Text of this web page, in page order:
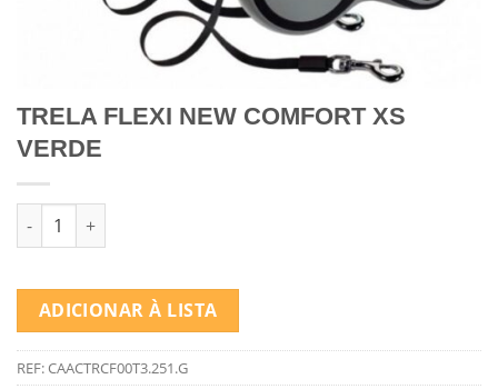
TRELA FLEXI NEW COMFORT XS
VERDE
Quantidade de TRELA FLEXI NEW COMFORT XS VERDE
ADICIONAR À LISTA
REF:CAACTRCF00T3.251.G